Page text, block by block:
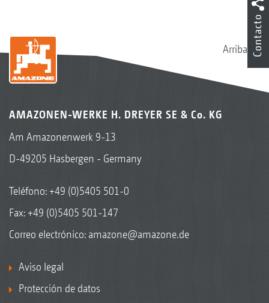
Arriba
AMAZONEN-WERKE H. DREYER SE & Co. KG
Am Amazonenwerk 9-13
D-49205 Hasbergen - Germany
Teléfono:+49 (0)5405 501-0
Fax: +49 (0)5405 501-147
Correo electrónico: amazone@amazone.de
Aviso legal
Protección de datos
Contacto